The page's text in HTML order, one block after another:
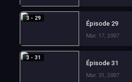
3 - 29
Épisode 29
Mar. 17, 2007
3 - 31
Épisode 31
Mar. 31, 2007